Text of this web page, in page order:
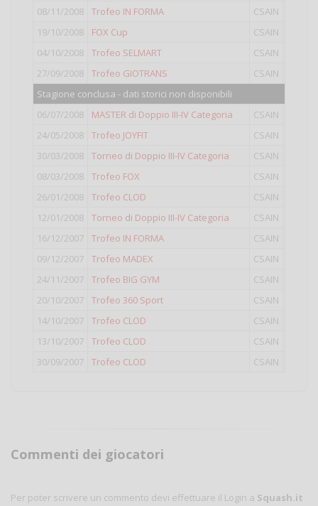
08/11/2008 Trofeo IN FORMA CSAIN
19/10/2008
FOX Cup CSAIN
04/10/2008
Trofeo SELMART CSAIN
27/09/2008
Trofeo GIOTRANS CSAIN
Stagione conclusa - dati storici non disponibili
06/07/2008
MASTER di Doppio III-IV Categoria CSAIN
24/05/2008
Trofeo JOYFIT CSAIN
30/03/2008
Torneo di Doppio III-IV Categoria CSAIN
08/03/2008
Trofeo FOX CSAIN
26/01/2008
Trofeo CLOD CSAIN
12/01/2008
Torneo di Doppio III-IV Categoria CSAIN
16/12/2007
Trofeo IN FORMA CSAIN
09/12/2007
Trofeo MADEX CSAIN
24/11/2007
Trofeo BIG GYM CSAIN
20/10/2007
Trofeo 360 Sport CSAIN
14/10/2007
Trofeo CLOD CSAIN
13/10/2007
Trofeo CLOD CSAIN
30/09/2007
Trofeo CLOD CSAIN
Commenti dei giocatori
Per poter scrivere un commento devi effettuare il Login a Squash.it